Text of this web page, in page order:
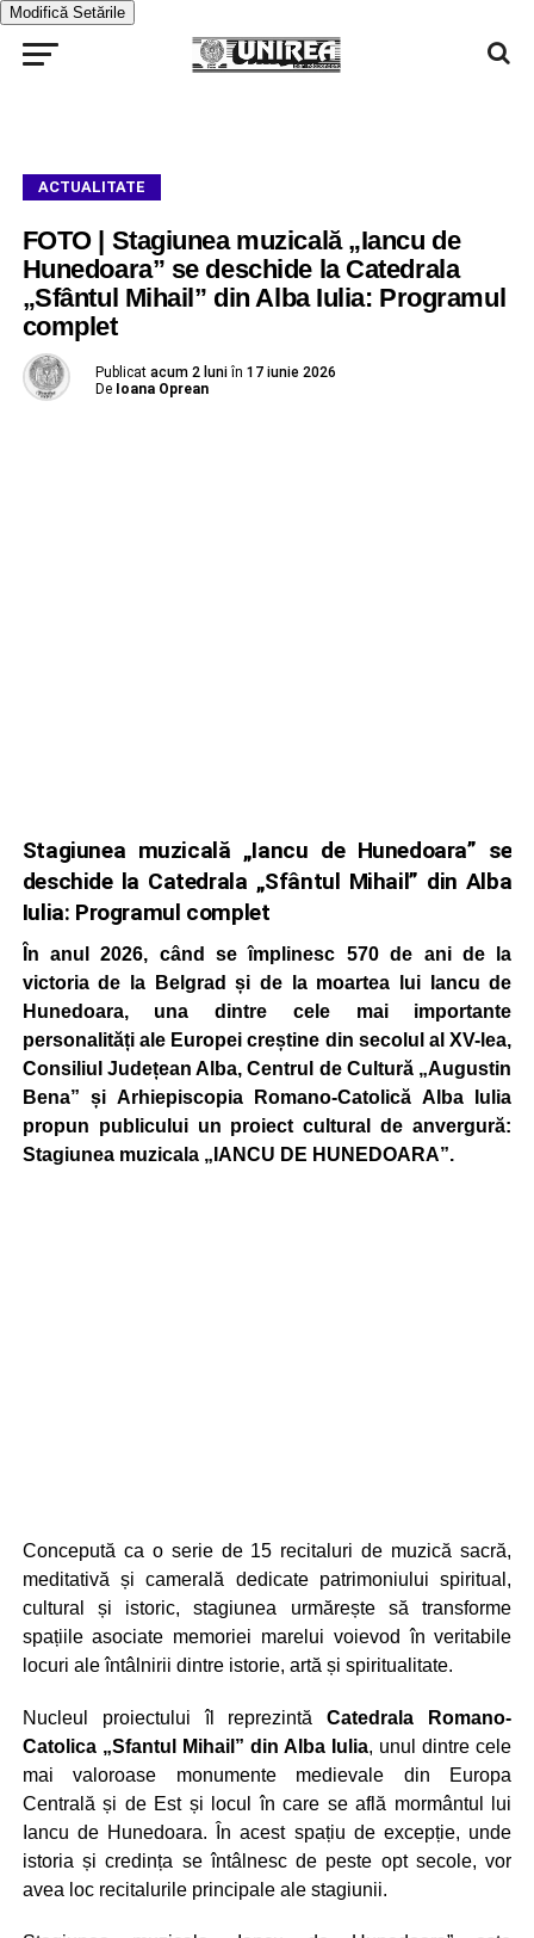
Modifică Setările
ACTUALITATE
FOTO | Stagiunea muzicală „Iancu de
Hunedoara” se deschide la Catedrala
„Sfântul Mihail” din Alba Iulia: Programul
complet
Publicat acum 2 luni în 17 iunie 2026
De Ioana Oprean
Stagiunea muzicală „Iancu de Hunedoara” se
deschide la Catedrala „Sfântul Mihail” din Alba
Iulia: Programul complet
În anul 2026, când se împlinesc 570 de ani de la
victoria de la Belgrad și de la moartea lui Iancu de
Hunedoara, una dintre cele mai importante
personalități ale Europei creștine din secolul al XV-lea,
Consiliul Județean Alba, Centrul de Cultură „Augustin
Bena” și Arhiepiscopia Romano-Catolică Alba Iulia
propun publicului un proiect cultural de anvergură:
Stagiunea muzicala „IANCU DE HUNEDOARA”.
Concepută ca o serie de 15 recitaluri de muzică sacră,
meditativă și camerală dedicate patrimoniului spiritual,
cultural și istoric, stagiunea urmărește să transforme
spațiile asociate memoriei marelui voievod în veritabile
locuri ale întâlnirii dintre istorie, artă și spiritualitate.
Nucleul proiectului îl reprezintăCatedrala Romano-
Catolica „Sfantul Mihail” din Alba Iulia, unul dintre cele
mai valoroase monumente medievale din Europa
Centrală și de Est și locul în care se află mormântul lui
Iancu de Hunedoara. În acest spațiu de excepție, unde
istoria și credința se întâlnesc de peste opt secole, vor
avea loc recitalurile principale ale stagiunii.